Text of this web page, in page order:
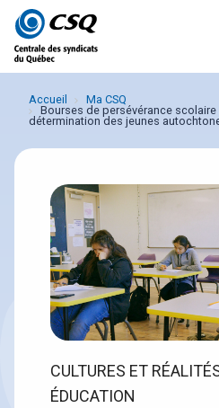
Passer
au
menu
Passer
au
contenu
Accueil
Ma CSQ
Bourses de persévérance scolaire
détermination des jeunes
CULTURES ET
ÉDUCATION